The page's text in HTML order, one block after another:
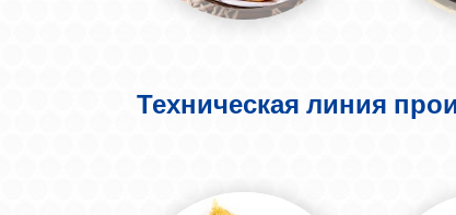
Техническая линия